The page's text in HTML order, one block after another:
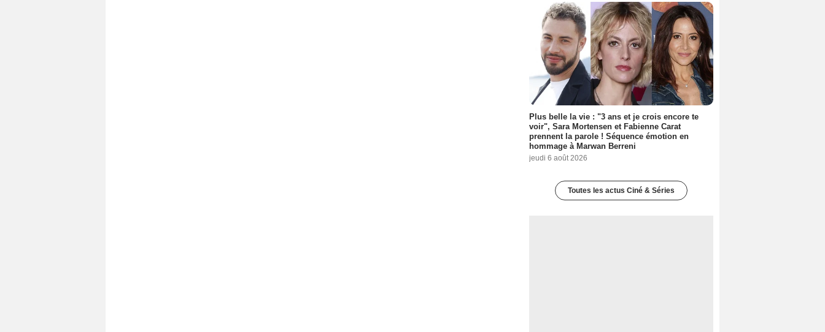
Plus belle la vie : "3 ans et je crois encore te
voir", Sara Mortensen et Fabienne Carat
prennent la parole ! Séquence émotion en
hommage à Marwan Berreni
jeudi 6 août 2026
Toutes les actus Ciné & Séries